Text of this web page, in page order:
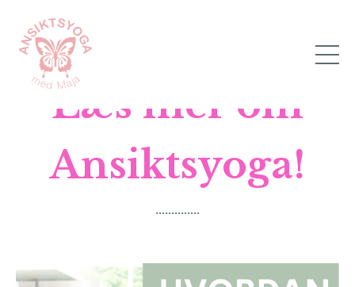
Læs mer om
Ansiktsyoga!
..............